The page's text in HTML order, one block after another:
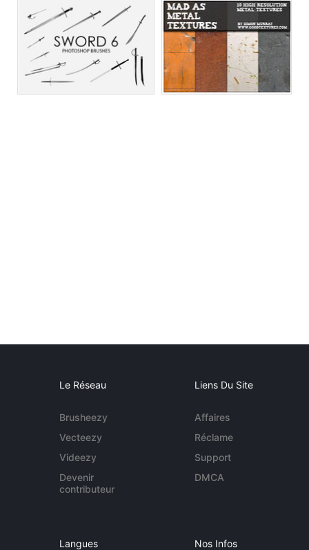
Le Réseau
Brusheezy
Vecteezy
Videezy
Devenir
contributeur
Liens Du Site
Affaires
Réclame
Support
DMCA
Langues Nos Infos